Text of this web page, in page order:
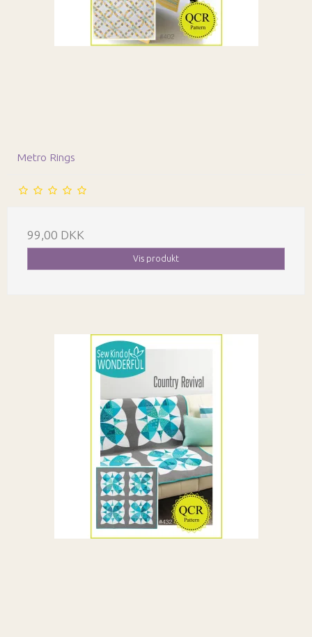
Metro Rings
99,00 DKK
Vis produkt